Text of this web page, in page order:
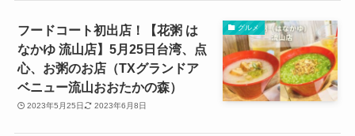
グルメ
フードコート初出店！【花粥 は
なかゆ 流山店】5月25日台湾、点
心、お粥のお店（TXグランドア
ベニュー流山おおたかの森）
2023年5月25日 2023年6月8日